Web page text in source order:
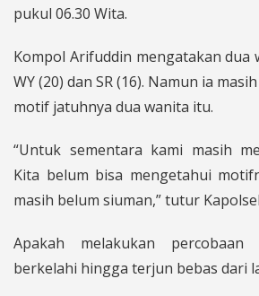
pukul 06.30 Wita.
Kompol Arifuddin mengatakan dua
WY (20) dan SR (16). Namun ia
motif jatuhnya dua wanita itu.
“Untuk sementara kami masih
Kita belum bisa mengetahui
masih belum siuman,” tutur
Apakah melakukan
berkelahi hingga terjun bebas dari